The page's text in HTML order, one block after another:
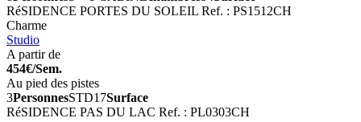
RéSIDENCE PORTES DU SOLEIL Ref. : PS1512CH
Charme
Studio
A partir de
454€/Sem.
Au pied des pistes
3PersonnesSTD17Surface
RéSIDENCE PAS DU LAC Ref. : PL0303CH